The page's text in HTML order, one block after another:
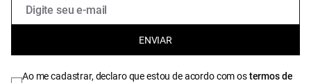
ENVIAR
Ao me cadastrar, declaro que estou de acordo com ostermos de